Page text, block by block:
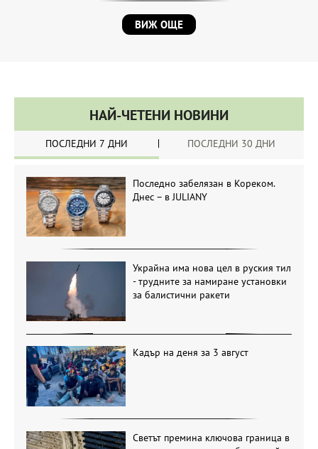
ВИЖ ОЩЕ
НАЙ-ЧЕТЕНИ НОВИНИ
ПОСЛЕДНИ 7 ДНИ ПОСЛЕДНИ 30 ДНИ
Последно забелязан в Кореком.
Днес – в JULIANY
Украйна има нова цел в руския тил
- трудните за намиране установки
за балистични ракети
Кадър на деня за 3 август
Светът премина ключова граница в